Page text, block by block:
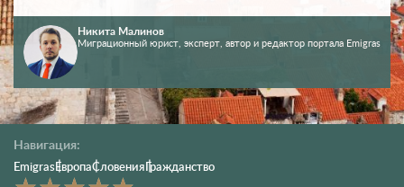
Никита Малинов
Миграционный юрист, эксперт, автор и редактор портала Emigras
Навигация:
EmigrasЕвропаСловения Гражданство